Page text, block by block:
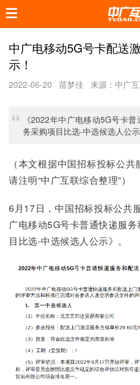
中广电移动5G号卡配送
示！
2022-06-20 苗梦佳 来源：中广
《2022年中广电移动5G号卡
务采购项目比选-中选候选人公示
（本文根据中国招标投标公
请注明“中广互联综合整理”）
6月17日，中国招标投标公共
广电移动5G号卡普通快递服
目比选-中选候选人公示》。